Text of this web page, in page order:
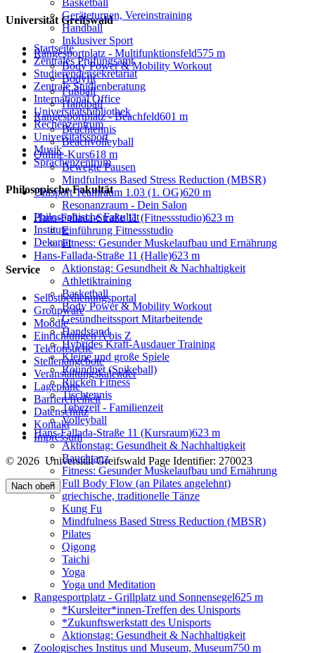
Basketball
Geräteturnen, Vereinstraining
Handball
Inklusiver Sport
Rangesportplatz - Multifunktionsfeld575 m
Body Power & Mobility Workout
Bodyfit
Fußball
Handball
Rangesportplatz - Beachfeld601 m
Beachtennis
Beachvolleyball
Online-Kurs618 m
Bewegte Pausen
Mindfulness Based Stress Reduction (MBSR)
Unisport Teamraum 1.03 (1. OG)620 m
Resonanzraum - Dein Salon
Hans-Fallada-Straße 11 (Fitnessstudio)623 m
Einführung Fitnessstudio
Fitness: Gesunder Muskelaufbau und Ernährung
Hans-Fallada-Straße 11 (Halle)623 m
Aktionstag: Gesundheit & Nachhaltigkeit
Athletiktraining
Basketball
Body Power & Mobility Workout
Gesundheitssport Mitarbeitende
Handstand
Hybrides Kraft-Ausdauer Training
Kleine und große Spiele
Roundnet (Spikeball)
Rücken Fitness
Tischtennis
Tobezeit - Familienzeit
Volleyball
Hans-Fallada-Straße 11 (Kursraum)623 m
Aktionstag: Gesundheit & Nachhaltigkeit
Bauchtanz
Fitness: Gesunder Muskelaufbau und Ernährung
Full Body Flow (an Pilates angelehnt)
griechische, traditionelle Tänze
Kung Fu
Mindfulness Based Stress Reduction (MBSR)
Pilates
Qigong
Taichi
Yoga
Yoga und Meditation
Rangesportplatz - Grillplatz und Sonnensegel625 m
*Kursleiter*innen-Treffen des Unisports
*Zukunftswerkstatt des Unisports
Aktionstag: Gesundheit & Nachhaltigkeit
Zoologisches Institus und Museum, Museum750 m
Universität Greifswald
Startseite
Zentrales Prüfungsamt
Studierendensekretariat
Zentrale Studienberatung
International Office
Universitätsbibliothek
Rechenzentrum
Universitätssport
Musik
Sprachenzentrum
Philosopische Fakultät
Philosophische Fakultät
Institute
Dekanat
Service
Selbstbedienungsportal
Groupware
Moodle
Einrichtungen A bis Z
Telefonsuche
Stellenangebote
Veranstaltungskalender
Lagepläne
Barrierefreiheit
Datenschutz
Kontakt
Impressum
© 2026 Universität Greifswald Page Identifier: 270023
Nach oben